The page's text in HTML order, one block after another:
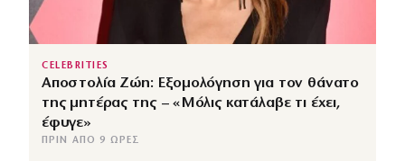
CELEBRITIES
Αποστολία Ζώη: Εξομολόγηση για τον θάνατο
της μητέρας της – «Μόλις κατάλαβε τι έχει,
έφυγε»
ΠΡΙΝ ΑΠΌ 9 ΏΡΕΣ